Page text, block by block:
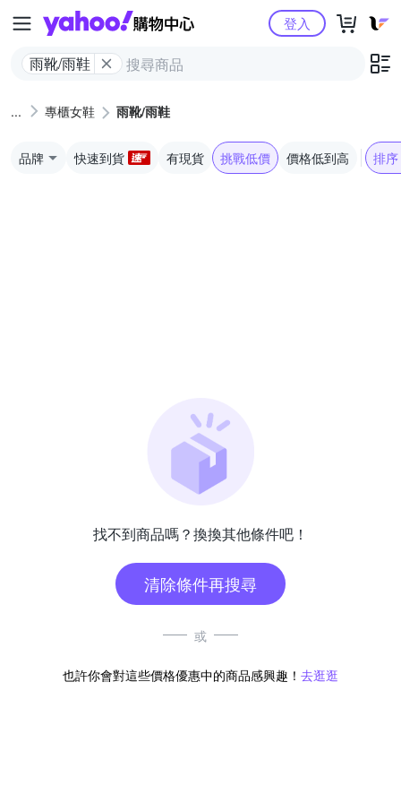
Yahoo購物中心
雨靴/雨鞋
登入
專櫃女鞋 雨靴/雨鞋
品牌 快速到貨 有現貨 挑戰低價 價格低到高 排序
找不到商品嗎？換換其他條件吧！
清除條件再搜尋
或
也許你會對這些價格優惠中的商品感興趣！ 去逛逛